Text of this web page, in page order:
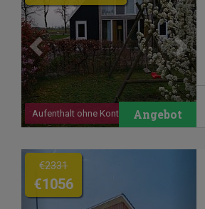
Aufenthalt ohne Kontakt
Previous
€2331
€1056